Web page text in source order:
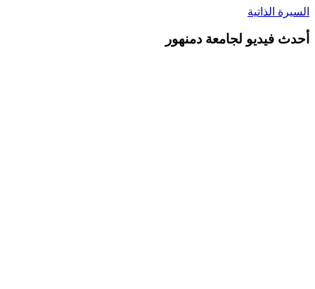
السيرة الذاتية
أحدث فيديو لجامعة دمنهور